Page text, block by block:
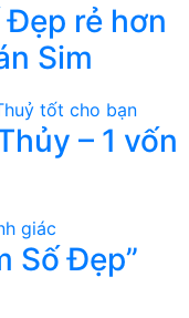
Đẹp rẻ hơn
Sim
– 1 vốn
Số Đẹp”